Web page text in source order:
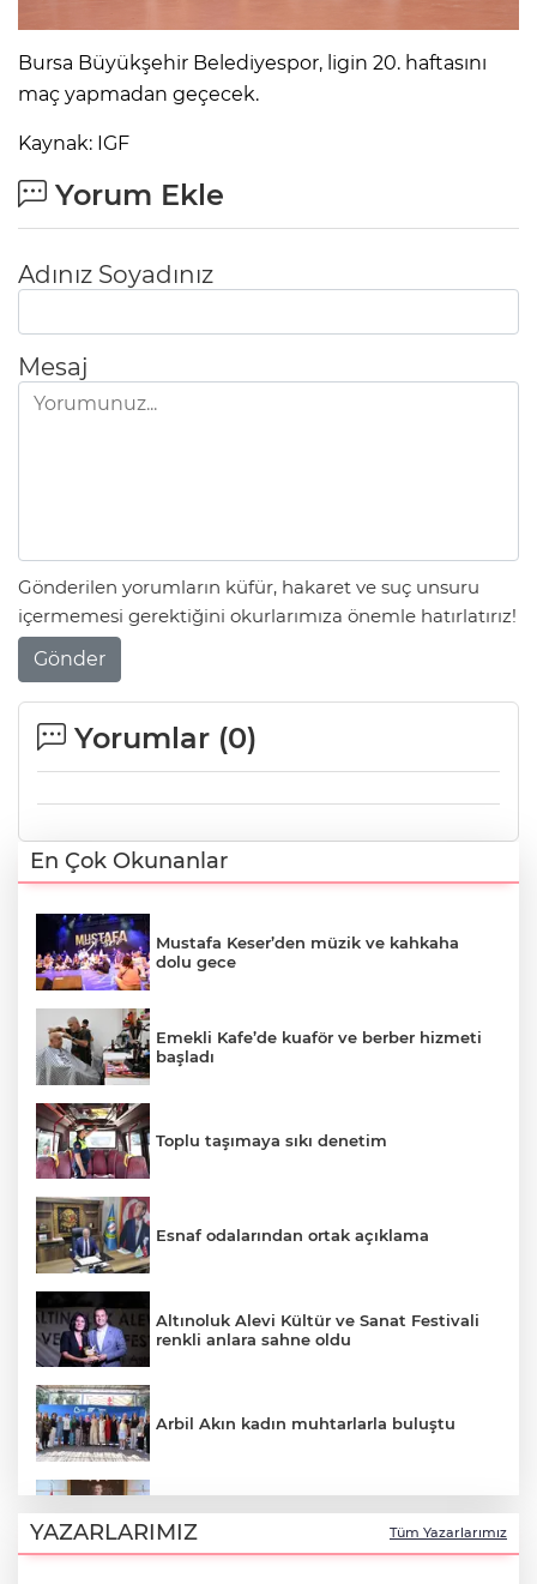
Bursa Büyükşehir Belediyespor, ligin 20. haftasını
maç yapmadan geçecek.
Kaynak: IGF
Yorum Ekle
Adınız Soyadınız
Mesaj
Gönderilen yorumların küfür, hakaret ve suç unsuru
içermemesi gerektiğini okurlarımıza önemle hatırlatırız!
Gönder
Yorumlar (0)
En Çok Okunanlar
Mustafa Keser’den müzik ve kahkaha
dolu gece
Emekli Kafe’de kuaför ve berber hizmeti
başladı
Toplu taşımaya sıkı denetim
Esnaf odalarından ortak açıklama
Altınoluk Alevi Kültür ve Sanat Festivali
renkli anlara sahne oldu
Arbil Akın kadın muhtarlarla buluştu
yolları yenilenecek
YAZARLARIMIZ Tüm Yazarlarımız